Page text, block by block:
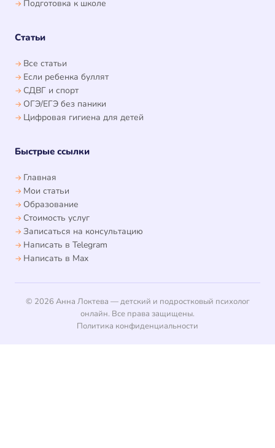
Подготовка к школе
Статьи
Все статьи
Если ребенка буллят
СДВГ и спорт
ОГЭ/ЕГЭ без паники
Цифровая гигиена для детей
Быстрые ссылки
Главная
Мои статьи
Образование
Стоимость услуг
Записаться на консультацию
Написать в Telegram
Написать в Max
© 2026 Анна Локтева — детский и подростковый психолог
онлайн. Все права защищены.
Политика конфиденциальности